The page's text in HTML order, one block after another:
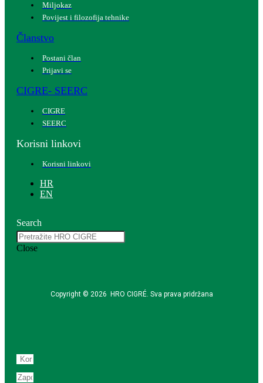
Miljokaz
Povijest i filozofija tehnike
Članstvo
Postani član
Prijavi se
CIGRE- SEERC
CIGRE
SEERC
Korisni linkovi
Korisni linkovi
HR
EN
Search
Close
Copyright © 2026 HRO CIGRÉ. Sva prava pridržana